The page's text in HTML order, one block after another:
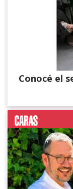
Conocé el